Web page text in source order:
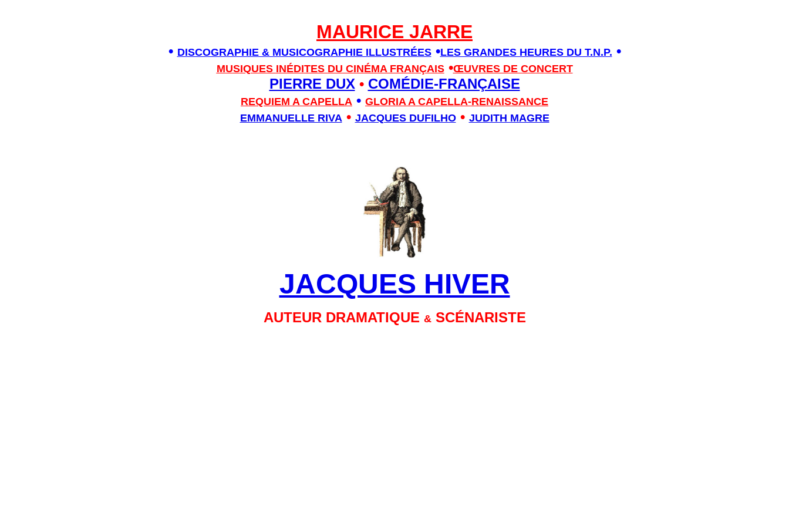
MAURICE JARRE
• DISCOGRAPHIE & MUSICOGRAPHIE ILLUSTRÉES •LES GRANDES HEURES DU T.N.P. •
MUSIQUES INÉDITES DU CINÉMAFRANÇAIS •ŒUVRES DE CONCERT
PIERRE DUX • COMÉDIE-FRANÇAISE
REQUIEM A CAPELLA • GLORIA A CAPELLA-RENAISSANCE
EMMANUELLE RIVA • JACQUES DUFILHO • JUDITH MAGRE
JACQUES HIVER
AUTEUR DRAMATIQUE &SCÉNARISTE